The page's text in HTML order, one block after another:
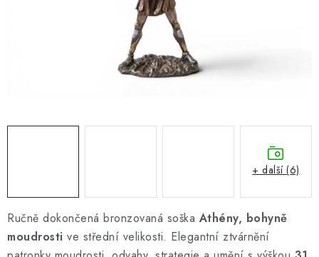
Ručně dokončená bronzovaná soška Athény, bohyně
moudrosti ve střední velikosti. Elegantní ztvárnění
+ další (6)